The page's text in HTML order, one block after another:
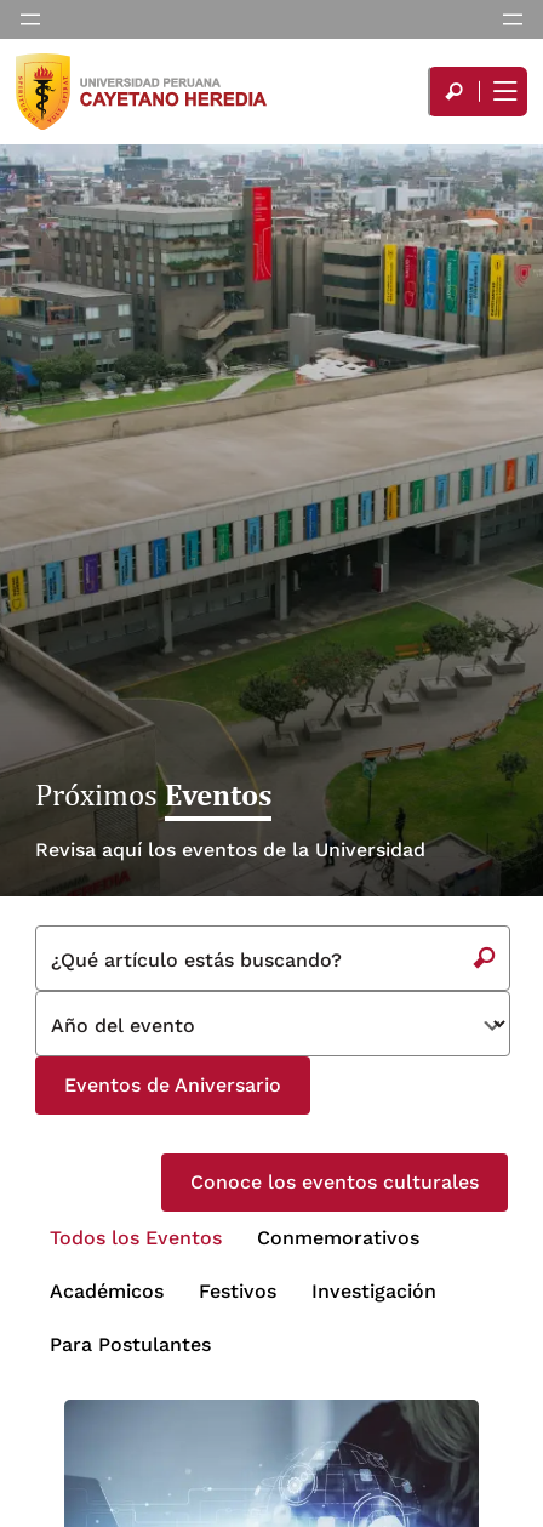
PróximosEventos
Revisa aquí los eventos de la Universidad
¿Qué artículo estás buscando?
Año del evento
Eventos de Aniversario
Conoce los eventos culturales
Todos los Eventos Conmemorativos
Académicos Festivos Investigación
Para Postulantes